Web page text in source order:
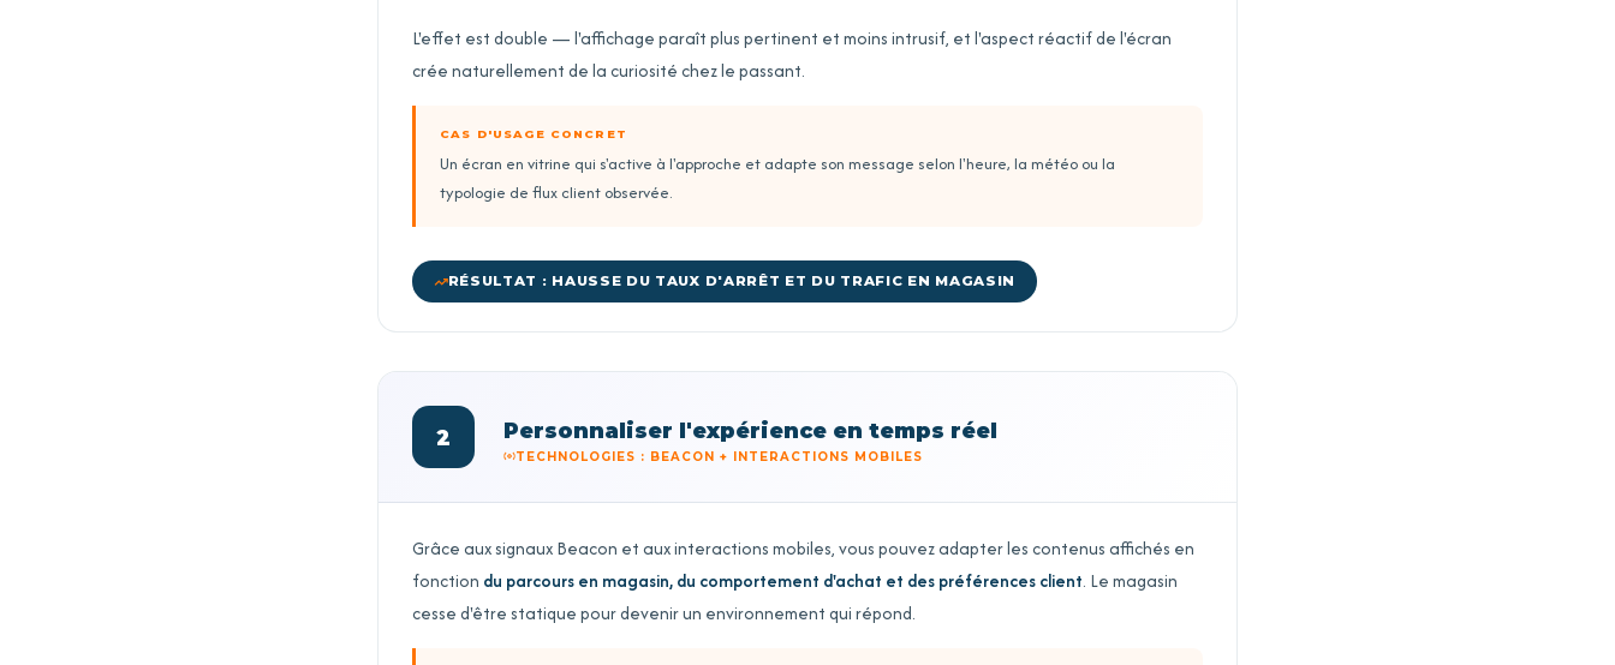
L'effet est double — l'affichage paraît plus pertinent et moins intrusif, et l'aspect réactif de l'écran
crée naturellement de la curiosité chez le passant.
CAS D'USAGE CONCRET
Un écran en vitrine qui s'active à l'approche et adapte son message selon l'heure, la météo ou la
typologie de flux client observée.
RÉSULTAT : HAUSSE DU TAUX D'ARRÊT ET DU TRAFIC EN MAGASIN
2 Personnaliser l'expérience en temps réel
TECHNOLOGIES : BEACON + INTERACTIONS MOBILES
Grâce aux signaux Beacon et aux interactions mobiles, vous pouvez adapter les contenus affichés en
fonction du parcours en magasin, du comportement d'achat et des préférences client. Le magasin
cesse d'être statique pour devenir un environnement qui répond.